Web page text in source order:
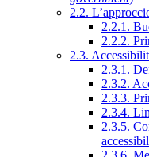
2.2.
2.2.1.
2.2.2.
2.3.
2.3.1.
2.3.2.
2.3.3.
2.3.4.
2.3.5.